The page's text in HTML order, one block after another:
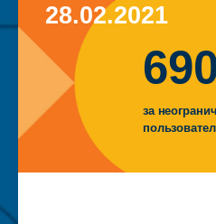
28.02.2021
за